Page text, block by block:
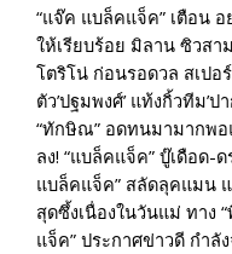
“แจ๊ค แบล็คแจ็ค” เตือน
ให้เรียบร้อย มิลาน ซิวสา
โตริโน่ ก่อนรอดวล สเปอ
ตัว’ปฐมพงศ์’ แท้งกิ้วทีม’
“ทักษิณ” อดทนมามากพอ
ลง! “แบล็คแจ็ค” บู๊เดือด-
แบล็คแจ็ค” สลัดลุคแมน แ
สุดซึ้งเนื่องในวันแม่ ทาง
แจ็ค” ประกาศข่าวดี กำ